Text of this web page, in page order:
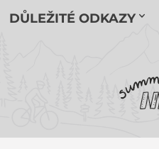
DŮLEŽITÉ ODKAZY